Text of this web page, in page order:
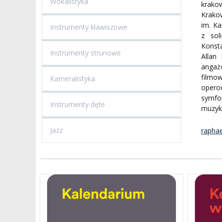
DOM STUDENCKI
Instrumenty klawiszowe
Instrumenty strunowe
Kameralistyka
Instrumenty dęte
Jazz
im.
z
Allan